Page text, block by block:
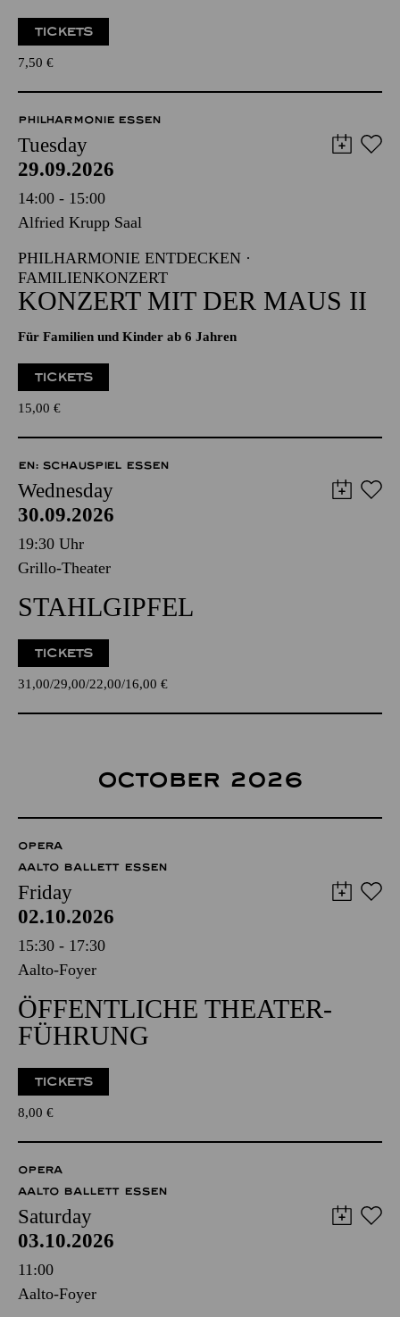
TICKETS
7,50 €
PHILHARMONIE ESSEN
Tuesday
29.09.2026
14:00 - 15:00
Alfried Krupp Saal
PHILHARMONIE ENTDECKEN ·
FAMILIENKONZERT
KONZERT MIT DER MAUS II
Für Familien und Kinder ab 6 Jahren
TICKETS
15,00 €
EN: SCHAUSPIEL ESSEN
Wednesday
30.09.2026
19:30 Uhr
Grillo-Theater
STAHLGIPFEL
TICKETS
31,00 29,00 22,00 16,00 €
OCTOBER 2026
OPERA
AALTO BALLETT ESSEN
Friday
02.10.2026
15:30 - 17:30
Aalto-Foyer
ÖFFENTLICHE THEATER­
FÜHRUNG
TICKETS
8,00 €
OPERA
AALTO BALLETT ESSEN
Saturday
03.10.2026
11:00
Aalto-Foyer